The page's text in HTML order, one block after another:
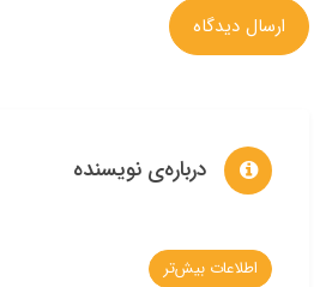
ارسال دیدگاه
درباره‌ی نویسنده
اطلاعات بیش‌تر